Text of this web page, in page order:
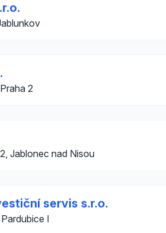
2
Jablonec nad Nisou
servis s.r.o.
I